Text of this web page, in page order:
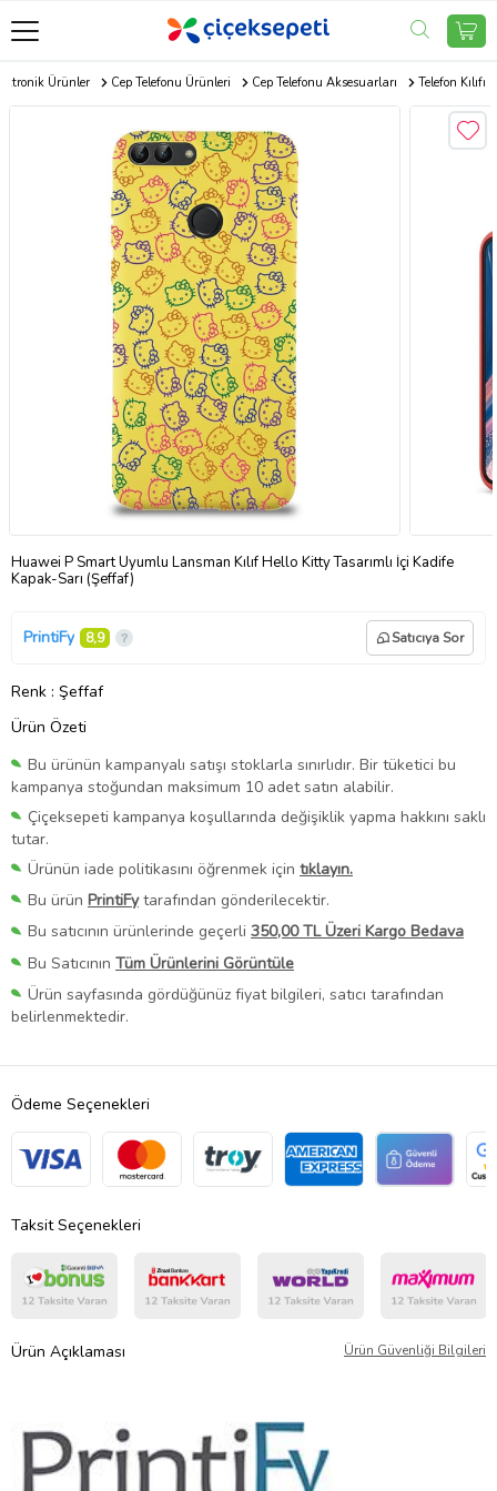
Ürünler Cep Telefonu Ürünleri Cep Telefonu Aksesuarları Telefon Kılıfı
Huawei P Smart Uyumlu Lansman Kılıf Hello Kitty Tasarımlı İçi Kadife
Kapak-Sarı (Şeffaf)
PrintiFy 8,9 Satıcıya Sor
Renk : Şeffaf
Ürün Özeti
Bu ürünün kampanyalı satışı stoklarla sınırlıdır. Bir tüketici bu
kampanya stoğundan maksimum 10 adet satın alabilir.
Çiçeksepeti kampanya koşullarında değişiklik yapma hakkını saklı
tutar.
Ürünün iade politikasını öğrenmek için tıklayın.
Bu ürün PrintiFytarafından gönderilecektir.
Bu satıcının ürünlerinde geçerli 350,00 TL Üzeri Kargo Bedava
Bu Satıcının Tüm Ürünlerini Görüntüle
Ürün sayfasında gördüğünüz fiyat bilgileri, satıcı tarafından
belirlenmektedir.
Ödeme Seçenekleri
Taksit Seçenekleri
Ürün Açıklaması Ürün Güvenliği Bilgileri